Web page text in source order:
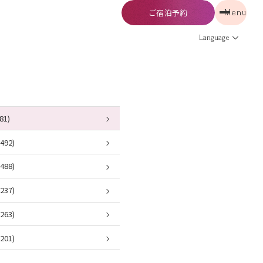
ご宿泊予約 Menu
Language